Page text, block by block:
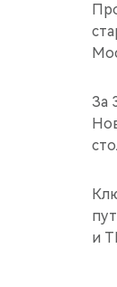
За
и